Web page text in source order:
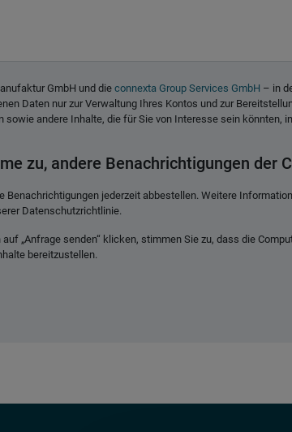
GmbH und die connexta Group Services GmbH – in
Daten nur zur Verwaltung Ihres Kontos und zur
sowie andere Inhalte, die für Sie von Interesse sein
zu, andere Benachrichtigungen der
Benachrichtigungen jederzeit abbestellen. Weitere
Datenschutzrichtlinie.
auf „Anfrage senden“ klicken, stimmen Sie zu, dass die
bereitzustellen.